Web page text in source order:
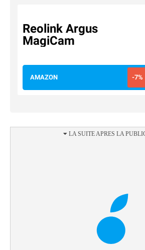
Reolink Argus
MagiCam
AMAZON -7%